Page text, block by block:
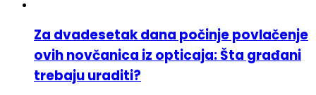
Za dvadesetak dana počinje povlačenje
ovih novčanica iz opticaja: Šta građani
trebaju uraditi?